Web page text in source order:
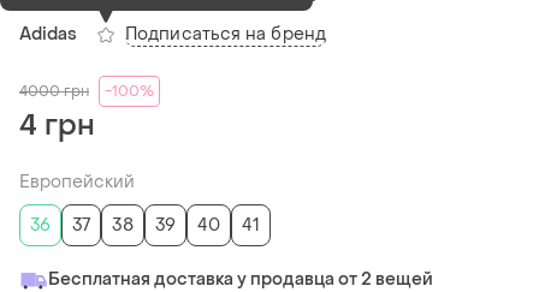
Adidas Подписаться на бренд
4000грн -100%
4 грн
Европейский
36
37 38 39 40 41
Бесплатная доставка у продавца от 2 вещей